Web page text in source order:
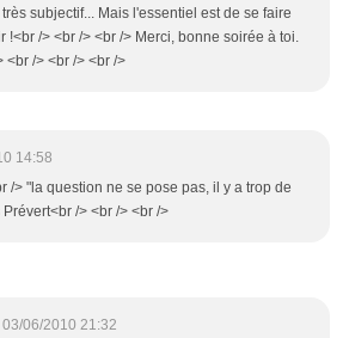
subjectif... Mais l'essentiel est de se faire
!<br /> <br /> <br /> Merci, bonne soirée à toi.
<br /> <br /> <br />
14:58
/> "la question ne se pose pas, il y a trop de
/> <br /> <br />
03/06/2010 21:32